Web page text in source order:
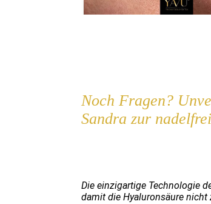
Noch Fragen?
Sandra zur
Die einzigartige Technologie
damit die Hyaluronsäure